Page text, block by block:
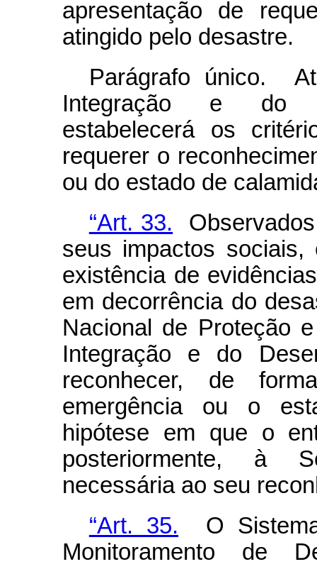
apresentação de
atingido pelo desastre.
Parágrafo único.
Integração e do
estabelecerá os
requerer o
ou do estado de
“Art. 33.
seus impactos
existência de
em decorrência do
Nacional de Proteção
Integração e do
reconhecer, de
emergência ou o
hipótese em que o
posteriormente, à
necessária ao seu
“Art. 35. O
Monitoramento de